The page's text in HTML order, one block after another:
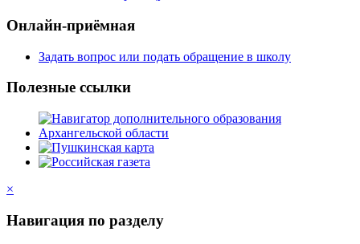
Онлайн-приёмная
Задать вопрос или подать обращение в школу
Полезные ссылки
×
Навигация по разделу